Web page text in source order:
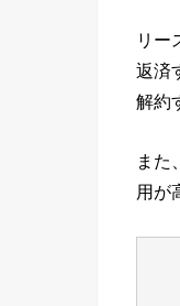
リー
返済
解約
また
用が